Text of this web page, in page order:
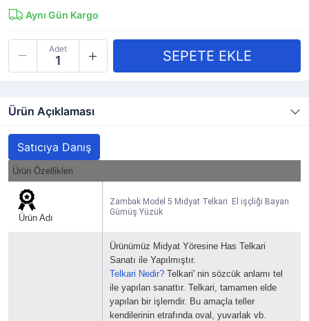
Aynı Gün Kargo
Adet
Ürün Açıklaması
Satıcıya Danış
Ürün Özellikleri
Ürün Adı
Zambak Model 5 Midyat Telkari El işçliği Bayan
Gümüş Yüzük
Ürünümüz Midyat Yöresine Has Telkari
Sanatı ile Yapılmıştır.
Telkari Nedir? Telkari' nin sözcük anlamı tel
ile yapılan sanattır. Telkari, tamamen elde
yapılan bir işlemdir. Bu amaçla teller
kendilerinin etrafında oval, yuvarlak vb.